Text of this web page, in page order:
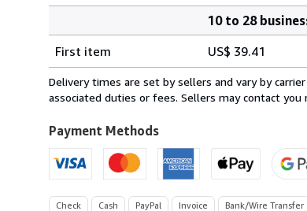
rates
from
Germany
U.S.A.
10 to 28
First item
US$ 39.41
Delivery times are set by sellers and vary by
associated duties or fees. Sellers may contact
Payment Methods
Check Cash PayPal Invoice Bank/Wire Transfer